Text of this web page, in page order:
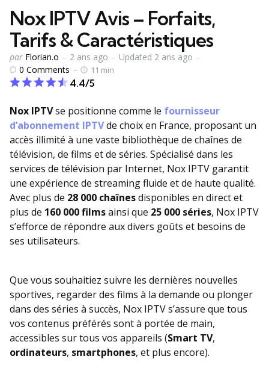
Nox IPTV Avis – Forfaits,
Tarifs & Caractéristiques
Publié
par
par Florian.o 2 ans ago Updated 2 ans ago
0 Comments 11 min
4.4/5
Nox IPTVse positionne comme le fournisseur
d’abonnement IPTVde choix en France, proposant un
accès illimité à une vaste bibliothèque de chaînes de
télévision, de films et de séries. Spécialisé dans les
services de télévision par Internet, Nox IPTV garantit
une expérience de streaming fluide et de haute qualité.
Avec plus de 28 000 chaînesdisponibles en direct et
plus de 160 000 filmsainsi que 25 000 séries, Nox IPTV
s’efforce de répondre aux divers goûts et besoins de
ses utilisateurs.
Que vous souhaitiez suivre les dernières nouvelles
sportives, regarder des films à la demande ou plonger
dans des séries à succès, Nox IPTV s’assure que tous
vos contenus préférés sont à portée de main,
accessibles sur tous vos appareils (Smart TV,
ordinateurs, smartphones, et plus encore).